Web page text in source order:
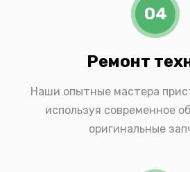
04
Ремонт
Наши опытные мастера
используя современное
оригинальные